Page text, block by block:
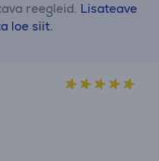
reegleid. Lisateave
loe siit.